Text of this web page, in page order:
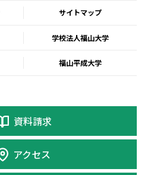
サイトマップ
学校法人福山大学
福山平成大学
資料請求
アクセス